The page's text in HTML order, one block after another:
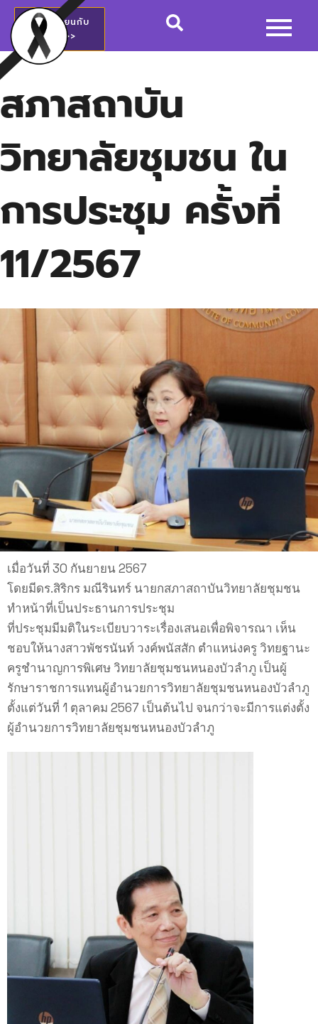
สมัครเรียนกับ
วชช.>>
สภาสถาบัน
วิทยาลัยชุมชน ใน
การประชุม ครั้งที่
11/2567
เมื่อวันที่ 30 กันยายน 2567
โดยมีดร.สิริกร มณีรินทร์ นายกสภาสถาบันวิทยาลัยชุมชน
ทำหน้าที่เป็นประธานการประชุม
ที่ประชุมมีมติในระเบียบวาระเรื่องเสนอเพื่อพิจารณา เห็น
ชอบให้นางสาวพัชรนันท์ วงค์พนัสสัก ตำแหน่งครู วิทยฐานะ
ครูชำนาญการพิเศษ วิทยาลัยชุมชนหนองบัวลำภู เป็นผู้
รักษาราชการแทนผู้อำนวยการวิทยาลัยชุมชนหนองบัวลำภู
ตั้งแต่วันที่ 1 ตุลาคม 2567 เป็นต้นไป จนกว่าจะมีการแต่งตั้ง
ผู้อำนวยการวิทยาลัยชุมชนหนองบัวลำภู